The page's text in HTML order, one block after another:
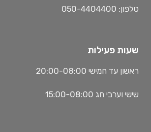
טלפון: 050-4404400
שעות פעילות
ראשון עד חמישי 20:00-08:00
שישי וערבי חג 15:00-08:00